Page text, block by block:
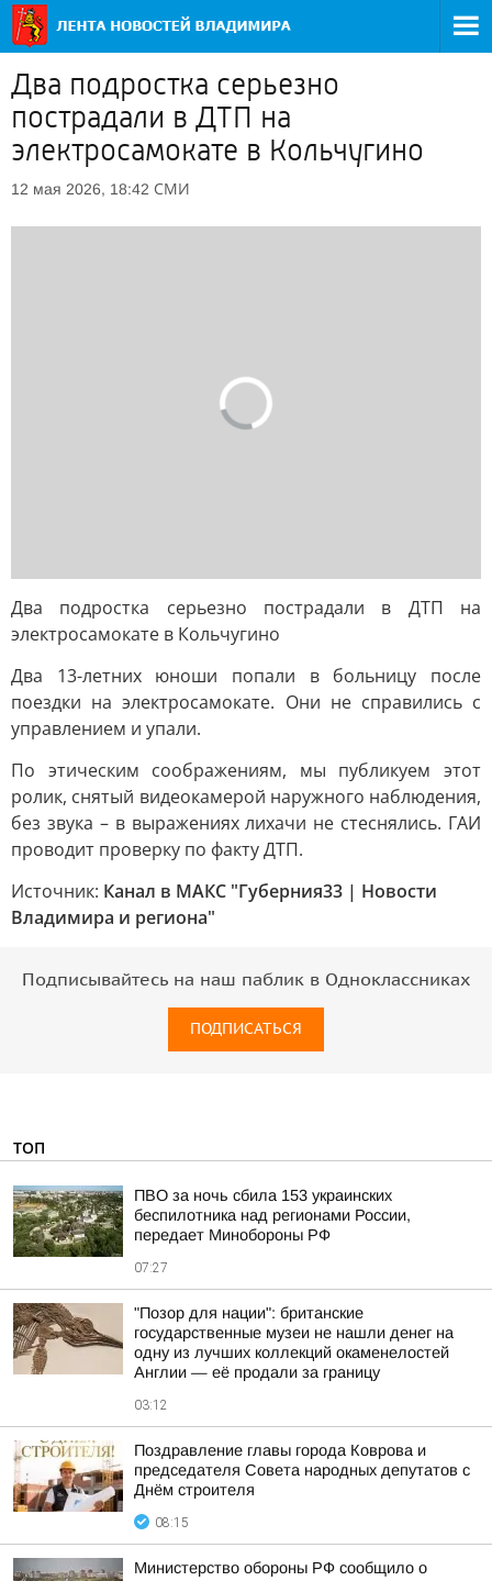
Два подростка серьезно
пострадали в ДТП на
электросамокате в Кольчугино
12 мая 2026, 18:42 СМИ
Два подростка серьезно пострадали в ДТП на
электросамокате в Кольчугино
Два 13-летних юноши попали в больницу после
поездки на электросамокате. Они не справились с
управлением и упали.
По этическим соображениям, мы публикуем этот
ролик, снятый видеокамерой наружного наблюдения,
без звука – в выражениях лихачи не стеснялись. ГАИ
проводит проверку по факту ДТП.
Источник: Канал в МАКС "Губерния33 | Новости
Владимира и региона"
Подписывайтесь на наш паблик в Одноклассниках
ПОДПИСАТЬСЯ
ТОП
ПВО за ночь сбила 153 украинских
беспилотника над регионами России,
передает Минобороны РФ
07:27
"Позор для нации": британские
государственные музеи не нашли денег на
одну из лучших коллекций окаменелостей
Англии — её продали за границу
03:12
Поздравление главы города Коврова и
председателя Совета народных депутатов с
Днём строителя
08:15
Министерство обороны РФ сообщило о